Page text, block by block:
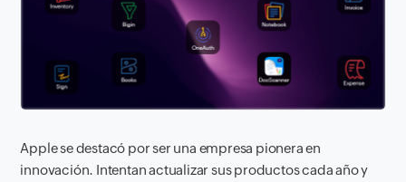
Apple se destacó por ser una empresa pionera en
innovación. Intentan actualizar sus productos cada año y